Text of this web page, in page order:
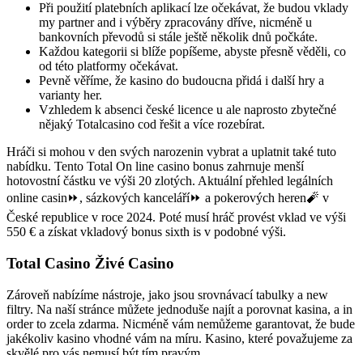
Při použití platebních aplikací lze očekávat, že budou vklady
my partner and i výběry zpracovány dříve, nicméně u
bankovních převodů si stále ještě několik dnů počkáte.
Každou kategorii si blíže popíšeme, abyste přesně věděli, co
od této platformy očekávat.
Pevně věříme, že kasino do budoucna přidá i další hry a
varianty her.
Vzhledem k absenci české licence u ale naprosto zbytečné
nějaký Totalcasino cod řešit a více rozebírat.
Hráči si mohou v den svých narozenin vybrat a uplatnit také tuto
nabídku. Tento Total On line casino bonus zahrnuje menší
hotovostní částku ve výši 20 zlotých. Aktuální přehled legálních
online casin⏩, sázkových kanceláří⏩ a pokerových heren🧨 v
České republice v roce 2024. Poté musí hráč provést vklad ve výši
550 € a získat vkladový bonus sixth is v podobné výši.
Total Casino Živé Casino
Zároveň nabízíme nástroje, jako jsou srovnávací tabulky a new
filtry. Na naší stránce můžete jednoduše najít a porovnat kasina, a in
order to zcela zdarma. Nicméně vám nemůžeme garantovat, že bude
jakékoliv kasino vhodné vám na míru. Kasino, které považujeme za